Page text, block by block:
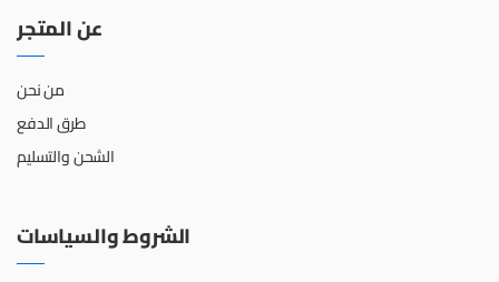
عن المتجر
من نحن
طرق الدفع
الشحن والتسليم
الشروط والسياسات